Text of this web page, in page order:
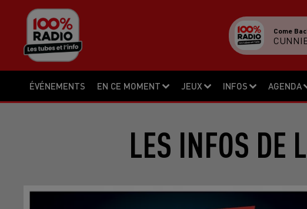
ÉVÉNEMENTS EN CE MOMENT JEUX INFOS AGENDA
Come
LES INFOS